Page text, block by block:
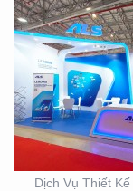
Dịch Vụ Thiết
THIẾT KẾ
GIAN HÀNG
VIFA EXPO
– CHẤT